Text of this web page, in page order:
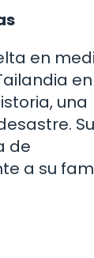
en
en
una
Su
de
a su